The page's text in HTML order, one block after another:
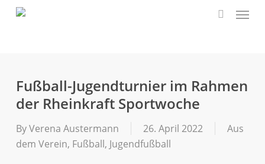
Menu
Fußball-Jugendturnier im Rahmen
der Rheinkraft Sportwoche
ByVerena Austermann 26. April 2022
Aus
dem Verein, Fußball, Jugendfußball